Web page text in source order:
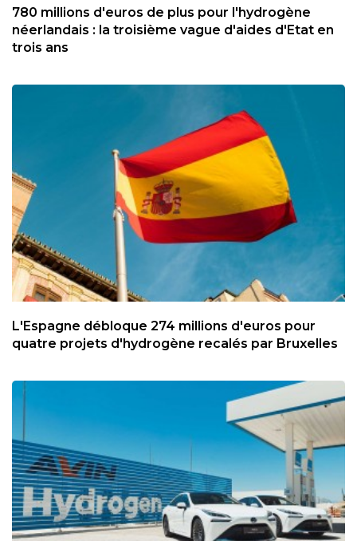
780 millions d'euros de plus pour l'hydrogène
néerlandais : la troisième vague d'aides d'Etat en
trois ans
L'Espagne débloque 274 millions d'euros pour
quatre projets d'hydrogène recalés par Bruxelles